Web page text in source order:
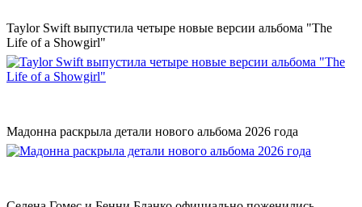
Taylor Swift выпустила четыре новые версии альбома "The
Life of a Showgirl"
Мадонна раскрыла детали нового альбома 2026 года